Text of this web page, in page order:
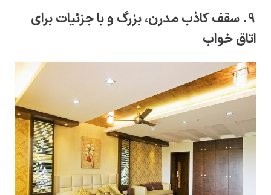
9. سقف کاذب مدرن، بزرگ و با جزئیات برای
اتاق خواب